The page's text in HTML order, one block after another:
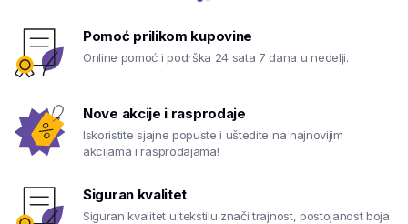
Pomoć prilikom kupovine
Online pomoć i podrška 24 sata 7 dana u nedelji.
Nove akcije i rasprodaje
Iskoristite sjajne popuste i uštedite na najnovijim
akcijama i rasprodajama!
Siguran kvalitet
Siguran kvalitet u tekstilu znači trajnost, postojanost boja